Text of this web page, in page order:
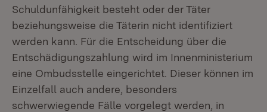
Schuldunfähigkeit besteht oder der Täter
beziehungsweise die Täterin nicht identifiziert
werden kann. Für die Entscheidung über die
Entschädigungszahlung wird im Innenministerium
eine Ombudsstelle eingerichtet. Dieser können im
Einzelfall auch andere, besonders
schwerwiegende Fälle vorgelegt werden, in